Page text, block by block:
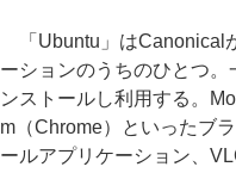
「Ubuntu」はCanonical
ーションのうちのひとつ
ンストールし利用する。
m（Chrome）といったブ
ールアプリケーション、